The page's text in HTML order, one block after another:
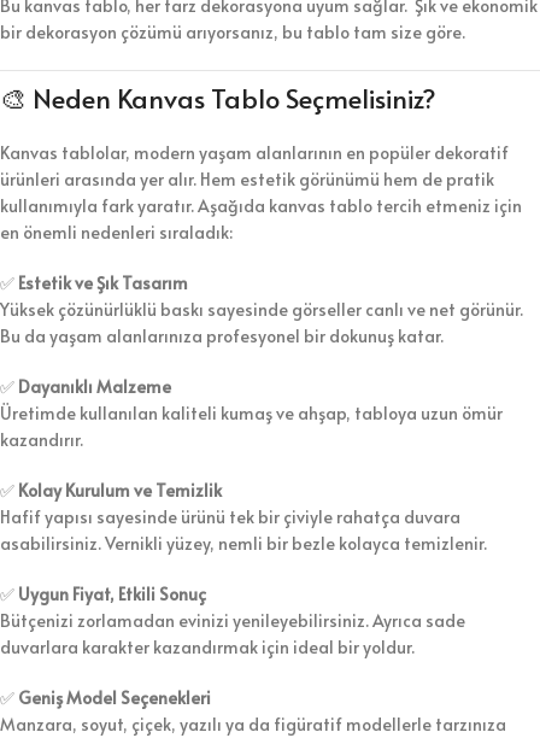
Bu kanvas tablo, her tarz dekorasyona uyum sağlar. Şık ve ekonomik
bir dekorasyon çözümü arıyorsanız, bu tablo tam size göre.
🎨 Neden Kanvas Tablo Seçmelisiniz?
Kanvas tablolar, modern yaşam alanlarının en popüler dekoratif
ürünleri arasında yer alır. Hem estetik görünümü hem de pratik
kullanımıyla fark yaratır. Aşağıda kanvas tablo tercih etmeniz için
en önemli nedenleri sıraladık:
✅ Estetik ve Şık Tasarım
Yüksek çözünürlüklü baskı sayesinde görseller canlı ve net görünür.
Bu da yaşam alanlarınıza profesyonel bir dokunuş katar.
✅ Dayanıklı Malzeme
Üretimde kullanılan kaliteli kumaş ve ahşap, tabloya uzun ömür
kazandırır.
✅ Kolay Kurulum ve Temizlik
Hafif yapısı sayesinde ürünü tek bir çiviyle rahatça duvara
asabilirsiniz. Vernikli yüzey, nemli bir bezle kolayca temizlenir.
✅ Uygun Fiyat, Etkili Sonuç
Bütçenizi zorlamadan evinizi yenileyebilirsiniz. Ayrıca sade
duvarlara karakter kazandırmak için ideal bir yoldur.
✅ Geniş Model Seçenekleri
Manzara, soyut, çiçek, yazılı ya da figüratif modellerle tarzınıza